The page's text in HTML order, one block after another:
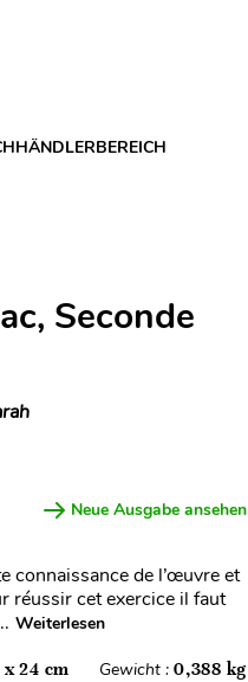
Seconde
Neue Ausgabe ansehen
connaissance de l’œuvre et
réussir cet exercice il faut
Weiterlesen
x 24 cm Gewicht :0,388 kg